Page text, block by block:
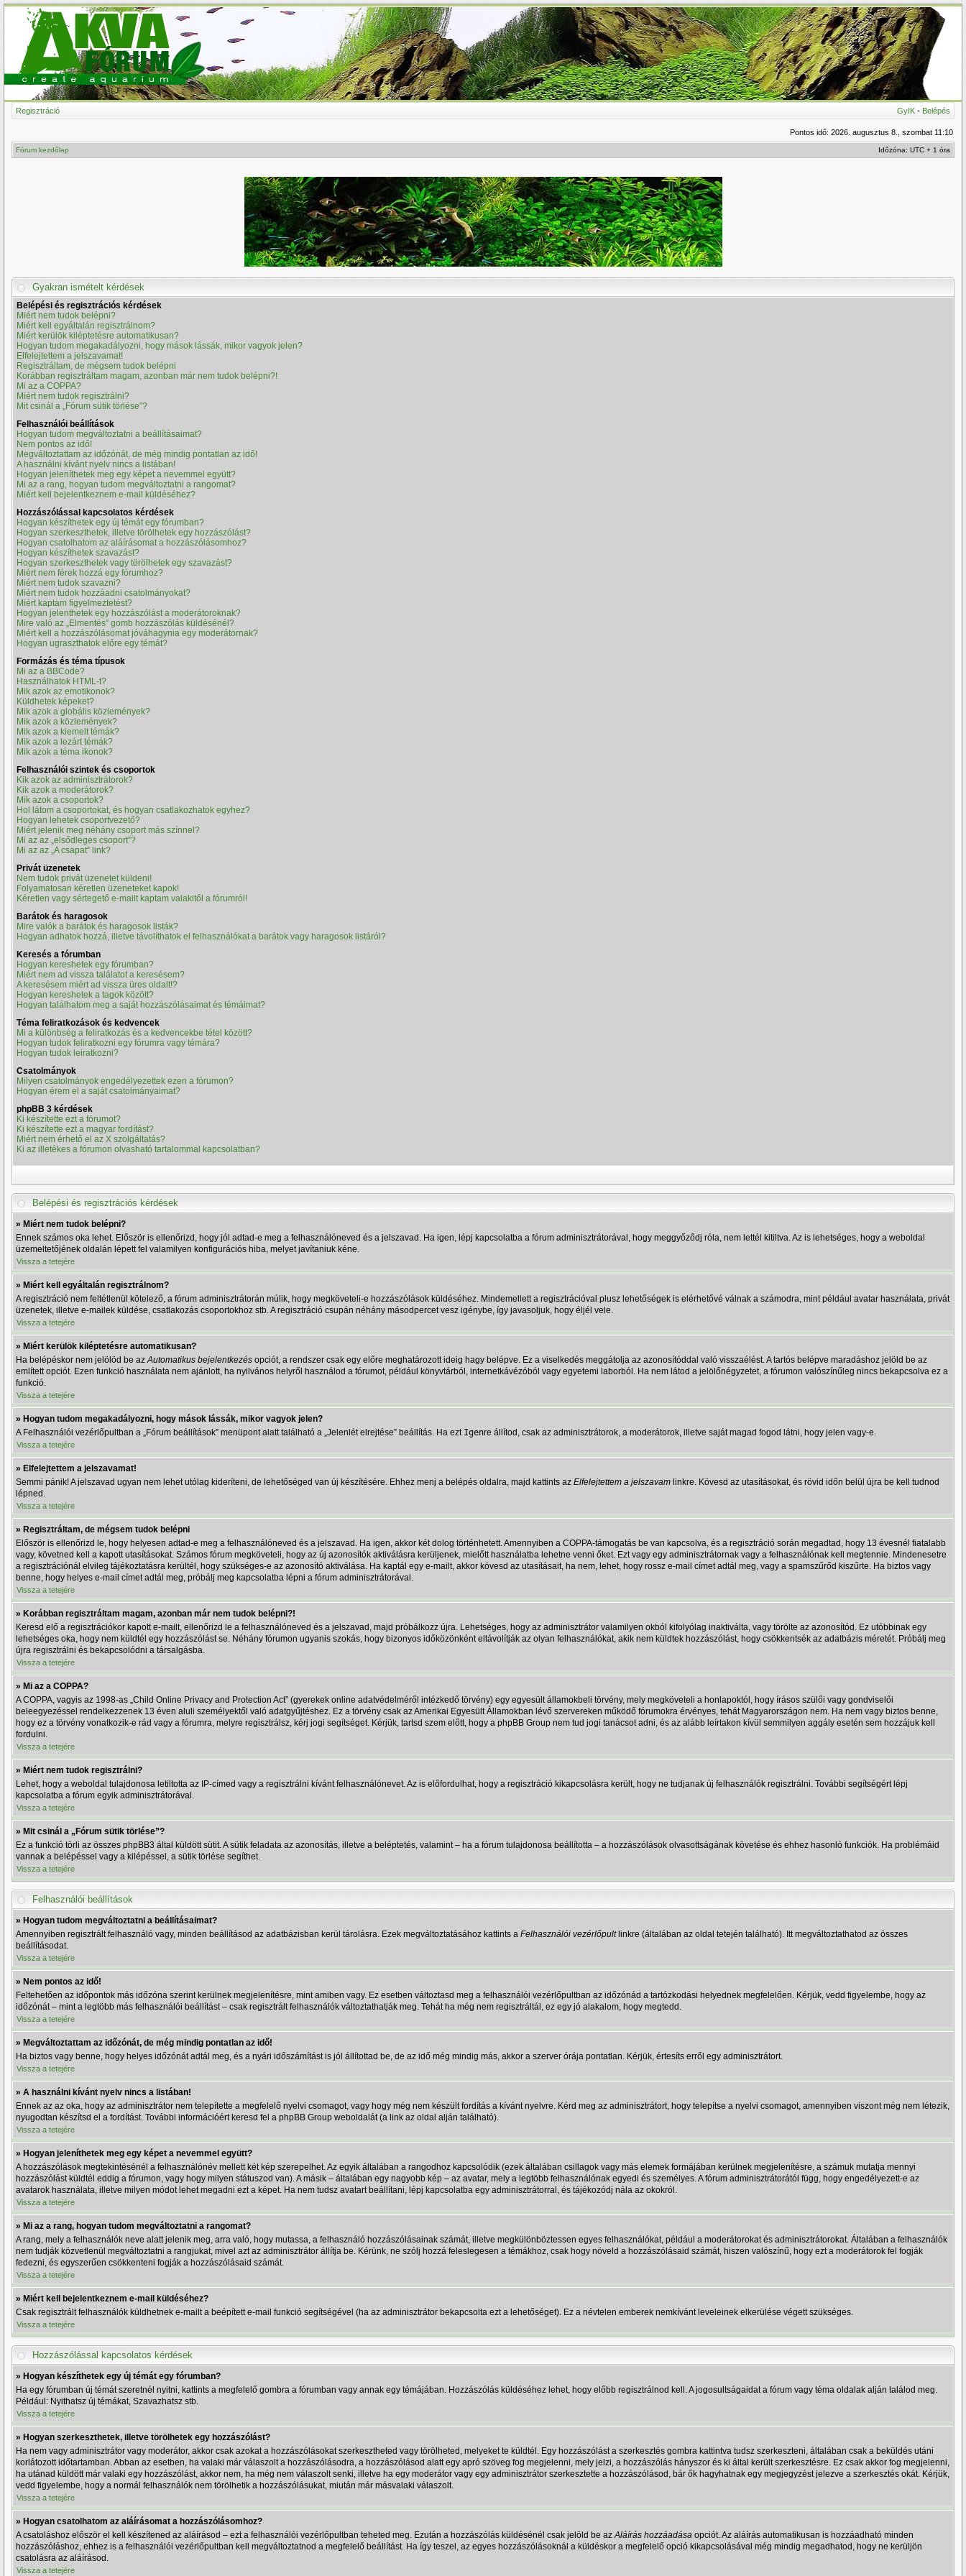
GyIK • Belépés
Regisztráció
Pontos idő: 2026. augusztus 8., szombat 11:10
Fórum kezdőlap Időzóna: UTC + 1 óra
Gyakran ismételt kérdések
Belépési és regisztrációs kérdések
Miért nem tudok belépni?
Miért kell egyáltalán regisztrálnom?
Miért kerülök kiléptetésre automatikusan?
Hogyan tudom megakadályozni, hogy mások lássák, mikor vagyok jelen?
Elfelejtettem a jelszavamat!
Regisztráltam, de mégsem tudok belépni
Korábban regisztráltam magam, azonban már nem tudok belépni?!
Mi az a COPPA?
Miért nem tudok regisztrálni?
Mit csinál a „Fórum sütik törlése”?
Felhasználói beállítások
Hogyan tudom megváltoztatni a beállításaimat?
Nem pontos az idő!
Megváltoztattam az időzónát, de még mindig pontatlan az idő!
A használni kívánt nyelv nincs a listában!
Hogyan jeleníthetek meg egy képet a nevemmel együtt?
Mi az a rang, hogyan tudom megváltoztatni a rangomat?
Miért kell bejelentkeznem e-mail küldéséhez?
Hozzászólással kapcsolatos kérdések
Hogyan készíthetek egy új témát egy fórumban?
Hogyan szerkeszthetek, illetve törölhetek egy hozzászólást?
Hogyan csatolhatom az aláírásomat a hozzászólásomhoz?
Hogyan készíthetek szavazást?
Hogyan szerkeszthetek vagy törölhetek egy szavazást?
Miért nem férek hozzá egy fórumhoz?
Miért nem tudok szavazni?
Miért nem tudok hozzáadni csatolmányokat?
Miért kaptam figyelmeztetést?
Hogyan jelenthetek egy hozzászólást a moderátoroknak?
Mire való az „Elmentés” gomb hozzászólás küldésénél?
Miért kell a hozzászólásomat jóváhagynia egy moderátornak?
Hogyan ugraszthatok előre egy témát?
Formázás és téma típusok
Mi az a BBCode?
Használhatok HTML-t?
Mik azok az emotikonok?
Küldhetek képeket?
Mik azok a globális közlemények?
Mik azok a közlemények?
Mik azok a kiemelt témák?
Mik azok a lezárt témák?
Mik azok a téma ikonok?
Felhasználói szintek és csoportok
Kik azok az adminisztrátorok?
Kik azok a moderátorok?
Mik azok a csoportok?
Hol látom a csoportokat, és hogyan csatlakozhatok egyhez?
Hogyan lehetek csoportvezető?
Miért jelenik meg néhány csoport más színnel?
Mi az az „elsődleges csoport”?
Mi az az „A csapat” link?
Privát üzenetek
Nem tudok privát üzenetet küldeni!
Folyamatosan kéretlen üzeneteket kapok!
Kéretlen vagy sértegető e-mailt kaptam valakitől a fórumról!
Barátok és haragosok
Mire valók a barátok és haragosok listák?
Hogyan adhatok hozzá, illetve távolíthatok el felhasználókat a barátok vagy haragosok listáról?
Keresés a fórumban
Hogyan kereshetek egy fórumban?
Miért nem ad vissza találatot a keresésem?
A keresésem miért ad vissza üres oldalt!?
Hogyan kereshetek a tagok között?
Hogyan találhatom meg a saját hozzászólásaimat és témáimat?
Téma feliratkozások és kedvencek
Mi a különbség a feliratkozás és a kedvencekbe tétel között?
Hogyan tudok feliratkozni egy fórumra vagy témára?
Hogyan tudok leiratkozni?
Csatolmányok
Milyen csatolmányok engedélyezettek ezen a fórumon?
Hogyan érem el a saját csatolmányaimat?
phpBB 3 kérdések
Ki készítette ezt a fórumot?
Ki készítette ezt a magyar fordítást?
Miért nem érhető el az X szolgáltatás?
Ki az illetékes a fórumon olvasható tartalommal kapcsolatban?
Belépési és regisztrációs kérdések
» Miért nem tudok belépni?
Ennek számos oka lehet. Először is ellenőrizd, hogy jól adtad-e meg a felhasználóneved és a jelszavad. Ha igen, lépj kapcsolatba a fórum adminisztrátorával, hogy meggyőződj róla, nem lettél kitiltva. Az is lehetséges, hogy a weboldal
üzemeltetőjének oldalán lépett fel valamilyen konfigurációs hiba, melyet javítaniuk kéne.
Vissza a tetejére
» Miért kell egyáltalán regisztrálnom?
A regisztráció nem feltétlenül kötelező, a fórum adminisztrátorán múlik, hogy megköveteli-e hozzászólások küldéséhez. Mindemellett a regisztrációval plusz lehetőségek is elérhetővé válnak a számodra, mint például avatar használata, privát
üzenetek, illetve e-mailek küldése, csatlakozás csoportokhoz stb. A regisztráció csupán néhány másodpercet vesz igénybe, így javasoljuk, hogy éljél vele.
Vissza a tetejére
» Miért kerülök kiléptetésre automatikusan?
Ha belépéskor nem jelölöd be azAutomatikus bejelentkezés opciót, a rendszer csak egy előre meghatározott ideig hagy belépve. Ez a viselkedés meggátolja az azonosítóddal való visszaélést. A tartós belépve maradáshoz jelöld be az
említett opciót. Ezen funkció használata nem ajánlott, ha nyilvános helyről használod a fórumot, például könyvtárból, internetkávézóból vagy egyetemi laborból. Ha nem látod a jelölőnégyzetet, a fórumon valószínűleg nincs bekapcsolva ez a
funkció.
Vissza a tetejére
» Hogyan tudom megakadályozni, hogy mások lássák, mikor vagyok jelen?
A Felhasználói vezérlőpultban a „Fórum beállítások” menüpont alatt található a „Jelenlét elrejtése” beállítás. Ha ezt Igenre állítod, csak az adminisztrátorok, a moderátorok, illetve saját magad fogod látni, hogy jelen vagy-e.
Vissza a tetejére
» Elfelejtettem a jelszavamat!
Semmi pánik! A jelszavad ugyan nem lehet utólag kideríteni, de lehetőséged van új készítésére. Ehhez menj a belépés oldalra, majd kattints az Elfelejtettem a jelszavam linkre. Kövesd az utasításokat, és rövid időn belül újra be kell tudnod
lépned.
Vissza a tetejére
» Regisztráltam, de mégsem tudok belépni
Először is ellenőrizd le, hogy helyesen adtad-e meg a felhasználóneved és a jelszavad. Ha igen, akkor két dolog történhetett. Amennyiben a COPPA-támogatás be van kapcsolva, és a regisztráció során megadtad, hogy 13 évesnél fiatalabb
vagy, követned kell a kapott utasításokat. Számos fórum megköveteli, hogy az új azonosítók aktiválásra kerüljenek, mielőtt használatba lehetne venni őket. Ezt vagy egy adminisztrátornak vagy a felhasználónak kell megtennie. Mindenesetre
a regisztrációnál elvileg tájékoztatásra kerültél, hogy szükséges-e az azonosító aktiválása. Ha kaptál egy e-mailt, akkor kövesd az utasításait, ha nem, lehet, hogy rossz e-mail címet adtál meg, vagy a spamszűrőd kiszűrte. Ha biztos vagy
benne, hogy helyes e-mail címet adtál meg, próbálj meg kapcsolatba lépni a fórum adminisztrátorával.
Vissza a tetejére
» Korábban regisztráltam magam, azonban már nem tudok belépni?!
Keresd elő a regisztrációkor kapott e-mailt, ellenőrizd le a felhasználóneved és a jelszavad, majd próbálkozz újra. Lehetséges, hogy az adminisztrátor valamilyen okból kifolyólag inaktiválta, vagy törölte az azonosítód. Ez utóbbinak egy
lehetséges oka, hogy nem küldtél egy hozzászólást se. Néhány fórumon ugyanis szokás, hogy bizonyos időközönként eltávolítják az olyan felhasználókat, akik nem küldtek hozzászólást, hogy csökkentsék az adatbázis méretét. Próbálj meg
újra regisztrálni és bekapcsolódni a társalgásba.
Vissza a tetejére
» Mi az a COPPA?
A COPPA, vagyis az 1998-as „Child Online Privacy and Protection Act” (gyerekek online adatvédelméről intézkedő törvény) egy egyesült államokbeli törvény, mely megköveteli a honlapoktól, hogy írásos szülői vagy gondviselői
beleegyezéssel rendelkezzenek 13 éven aluli személyektől való adatgyűjtéshez. Ez a törvény csak az Amerikai Egyesült Államokban lévő szervereken működő fórumokra érvényes, tehát Magyarországon nem. Ha nem vagy biztos benne,
hogy ez a törvény vonatkozik-e rád vagy a fórumra, melyre regisztrálsz, kérj jogi segítséget. Kérjük, tartsd szem előtt, hogy a phpBB Group nem tud jogi tanácsot adni, és az alább leírtakon kívül semmilyen aggály esetén sem hozzájuk kell
fordulni.
Vissza a tetejére
» Miért nem tudok regisztrálni?
Lehet, hogy a weboldal tulajdonosa letiltotta az IP-címed vagy a regisztrálni kívánt felhasználónevet. Az is előfordulhat, hogy a regisztráció kikapcsolásra került, hogy ne tudjanak új felhasználók regisztrálni. További segítségért lépj
kapcsolatba a fórum egyik adminisztrátorával.
Vissza a tetejére
» Mit csinál a „Fórum sütik törlése”?
Ez a funkció törli az összes phpBB3 által küldött sütit. A sütik feladata az azonosítás, illetve a beléptetés, valamint – ha a fórum tulajdonosa beállította – a hozzászólások olvasottságának követése és ehhez hasonló funkciók. Ha problémáid
vannak a belépéssel vagy a kilépéssel, a sütik törlése segíthet.
Vissza a tetejére
Felhasználói beállítások
» Hogyan tudom megváltoztatni a beállításaimat?
Amennyiben regisztrált felhasználó vagy, minden beállításod az adatbázisban kerül tárolásra. Ezek megváltoztatásához kattints a Felhasználói vezérlőpultlinkre (általában az oldal tetején található). Itt megváltoztathatod az összes
beállításodat.
Vissza a tetejére
» Nem pontos az idő!
Feltehetően az időpontok más időzóna szerint kerülnek megjelenítésre, mint amiben vagy. Ez esetben változtasd meg a felhasználói vezérlőpultban az időzónád a tartózkodási helyednek megfelelően. Kérjük, vedd figyelembe, hogy az
időzónát – mint a legtöbb más felhasználói beállítást – csak regisztrált felhasználók változtathatják meg. Tehát ha még nem regisztráltál, ez egy jó alakalom, hogy megtedd.
Vissza a tetejére
» Megváltoztattam az időzónát, de még mindig pontatlan az idő!
Ha biztos vagy benne, hogy helyes időzónát adtál meg, és a nyári időszámítást is jól állítottad be, de az idő még mindig más, akkor a szerver órája pontatlan. Kérjük, értesíts erről egy adminisztrátort.
Vissza a tetejére
» A használni kívánt nyelv nincs a listában!
Ennek az az oka, hogy az adminisztrátor nem telepítette a megfelelő nyelvi csomagot, vagy hogy még nem készült fordítás a kívánt nyelvre. Kérd meg az adminisztrátort, hogy telepítse a nyelvi csomagot, amennyiben viszont még nem létezik,
nyugodtan készítsd el a fordítást. További információért keresd fel a phpBB Group weboldalát (a link az oldal alján található).
Vissza a tetejére
» Hogyan jeleníthetek meg egy képet a nevemmel együtt?
A hozzászólások megtekintésénél a felhasználónév mellett két kép szerepelhet. Az egyik általában a rangodhoz kapcsolódik (ezek általában csillagok vagy más elemek formájában kerülnek megjelenítésre, a számuk mutatja mennyi
hozzászólást küldtél eddig a fórumon, vagy hogy milyen státuszod van). A másik – általában egy nagyobb kép – az avatar, mely a legtöbb felhasználónak egyedi és személyes. A fórum adminisztrátorától függ, hogy engedélyezett-e az
avatarok használata, illetve milyen módot lehet megadni ezt a képet. Ha nem tudsz avatart beállítani, lépj kapcsolatba egy adminisztrátorral, és tájékozódj nála az okokról.
Vissza a tetejére
» Mi az a rang, hogyan tudom megváltoztatni a rangomat?
A rang, mely a felhasználók neve alatt jelenik meg, arra való, hogy mutassa, a felhasználó hozzászólásainak számát, illetve megkülönböztessen egyes felhasználókat, például a moderátorokat és adminisztrátorokat. Általában a felhasználók
nem tudják közvetlenül megváltoztatni a rangjukat, mivel azt az adminisztrátor állítja be. Kérünk, ne szólj hozzá feleslegesen a témákhoz, csak hogy növeld a hozzászólásaid számát, hiszen valószínű, hogy ezt a moderátorok fel fogják
fedezni, és egyszerűen csökkenteni fogják a hozzászólásaid számát.
Vissza a tetejére
» Miért kell bejelentkeznem e-mail küldéséhez?
Csak regisztrált felhasználók küldhetnek e-mailt a beépített e-mail funkció segítségével (ha az adminisztrátor bekapcsolta ezt a lehetőséget). Ez a névtelen emberek nemkívánt leveleinek elkerülése végett szükséges.
Vissza a tetejére
Hozzászólással kapcsolatos kérdések
» Hogyan készíthetek egy új témát egy fórumban?
Ha egy fórumban új témát szeretnél nyitni, kattints a megfelelő gombra a fórumban vagy annak egy témájában. Hozzászólás küldéséhez lehet, hogy előbb regisztrálnod kell. A jogosultságaidat a fórum vagy téma oldalak alján találod meg.
Például: Nyithatsz új témákat, Szavazhatsz stb.
Vissza a tetejére
» Hogyan szerkeszthetek, illetve törölhetek egy hozzászólást?
Ha nem vagy adminisztrátor vagy moderátor, akkor csak azokat a hozzászólásokat szerkesztheted vagy törölheted, melyeket te küldtél. Egy hozzászólást a szerkesztés gombra kattintva tudsz szerkeszteni, általában csak a beküldés utáni
korlátozott időtartamban. Abban az esetben, ha valaki már válaszolt a hozzászólásodra, a hozzászólásod alatt egy apró szöveg fog megjelenni, mely jelzi, a hozzászólás hányszor és ki által került szerkesztésre. Ez csak akkor fog megjelenni,
ha utánad küldött már valaki egy hozzászólást, akkor nem, ha még nem válaszolt senki, illetve ha egy moderátor vagy egy adminisztrátor szerkesztette a hozzászólásod, bár ők hagyhatnak egy megjegyzést jelezve a szerkesztés okát. Kérjük,
vedd figyelembe, hogy a normál felhasználók nem törölhetik a hozzászólásukat, miután már másvalaki válaszolt.
Vissza a tetejére
» Hogyan csatolhatom az aláírásomat a hozzászólásomhoz?
A csatoláshoz először el kell készítened az aláírásod – ezt a felhasználói vezérlőpultban teheted meg. Ezután a hozzászólás küldésénél csak jelöld be azAláírás hozzáadása opciót. Az aláírás automatikusan is hozzáadható minden
hozzászóláshoz, ehhez is a felhasználói vezérlőpultban kell megváltoztatnod a megfelelő beállítást. Ha így teszel, az egyes hozzászólásoknál a küldéskor a megfelelő opció kikapcsolásával még mindig megadhatod, hogy ne kerüljön
csatolásra az aláírásod.
Vissza a tetejére